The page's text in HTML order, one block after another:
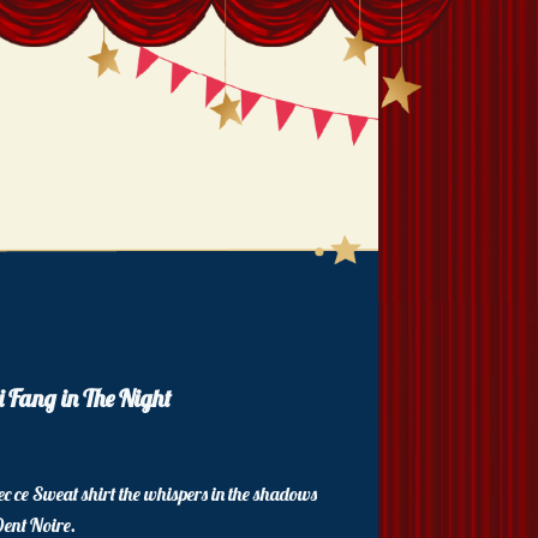
in The Night
ce Sweat shirt the whispers in the shadows
Noire.